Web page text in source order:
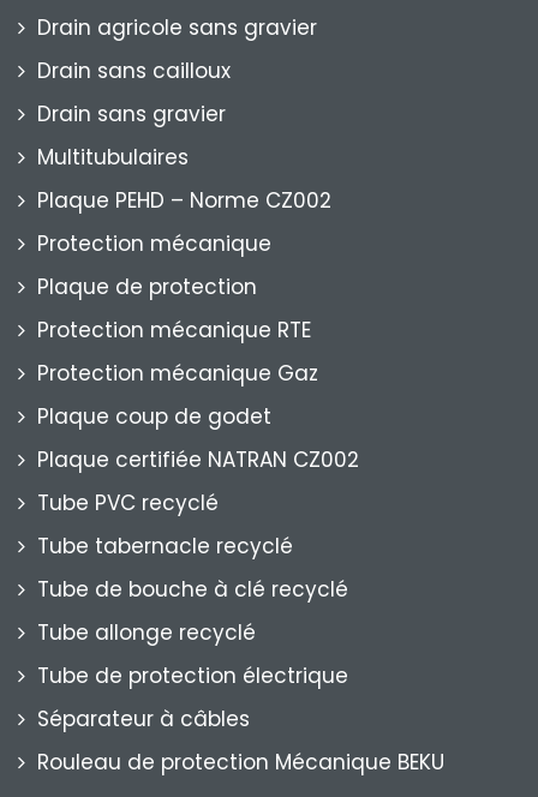
Drain agricole sans gravier
Drain sans cailloux
Drain sans gravier
Multitubulaires
Plaque PEHD – Norme CZ002
Protection mécanique
Plaque de protection
Protection mécanique RTE
Protection mécanique Gaz
Plaque coup de godet
Plaque certifiée NATRAN CZ002
Tube PVC recyclé
Tube tabernacle recyclé
Tube de bouche à clé recyclé
Tube allonge recyclé
Tube de protection électrique
Séparateur à câbles
Rouleau de protection Mécanique BEKU